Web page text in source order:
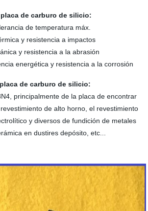
de carburo de silicio:
de temperatura máx.
y resistencia a impactos
y resistencia a la abrasión
energética y resistencia a la corrosión
de carburo de silicio:
principalmente de la placa de encontrar
de alto horno, el revestimiento
y diversos de fundición de metales
en dustires depósito, etc...